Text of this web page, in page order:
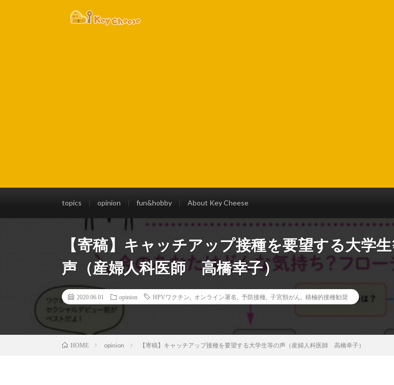
topics opinion fun&hobby About Key Cheese
【寄稿】キャッチアップ接種を要望する大学
声（産婦人科医師 高橋幸子）
2020.06.01 opinion HPVワクチン オンライン署名 予防接種 子宮頸がん 積極的接種勧奨
HOME opinion 【寄稿】キャッチアップ接種を要望する大学生等の声（産婦人科医師 高橋幸子）